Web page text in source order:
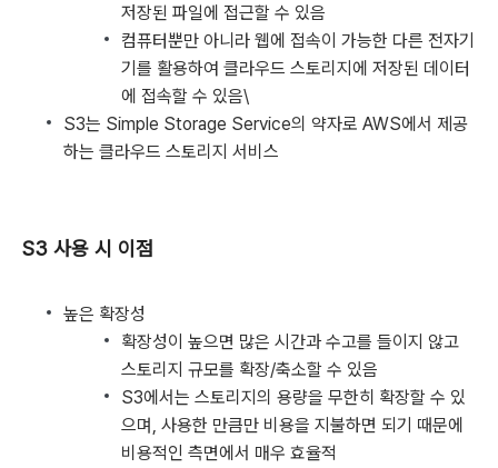
저장된 파일에 접근할 수 있음
컴퓨터뿐만 아니라 웹에 접속이 가능한 다른 전자기
기를 활용하여 클라우드 스토리지에 저장된 데이터
에 접속할 수 있음\
S3는 Simple Storage Service의 약자로 AWS에서 제공
하는 클라우드 스토리지 서비스
S3 사용 시 이점
높은 확장성
확장성이 높으면 많은 시간과 수고를 들이지 않고
스토리지 규모를 확장/축소할 수 있음
S3에서는 스토리지의 용량을 무한히 확장할 수 있
으며, 사용한 만큼만 비용을 지불하면 되기 때문에
비용적인 측면에서 매우 효율적